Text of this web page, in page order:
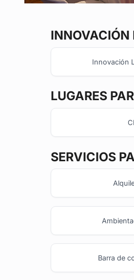
INNOVACIÓN
Innovación
LUGARES
SERVICIOS
Barra de